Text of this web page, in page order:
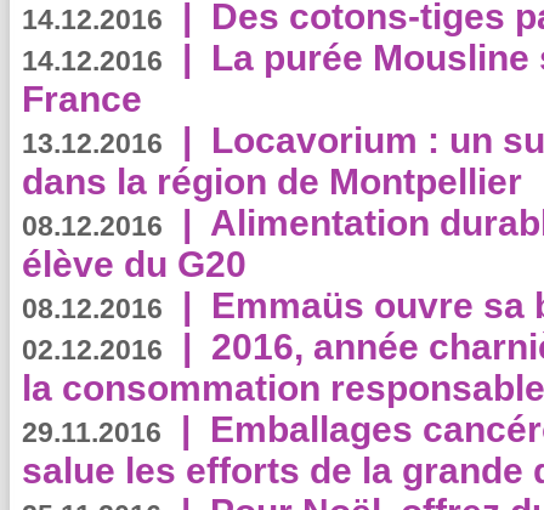
14.12.2016 | Des cotons-tiges
14.12.2016 | La purée
France
13.12.2016 | Locavorium : un
dans la région de Montpellier
08.12.2016 | Alimentation
élève du G20
08.12.2016 | Emmaüs ouvre sa
02.12.2016 | 2016, année
la consommation
29.11.2016 | Emballages
salue les efforts de la grande